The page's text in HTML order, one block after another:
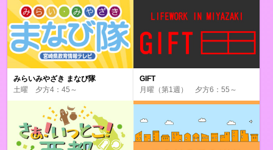
みらいみやざき まなび隊
土曜 夕方4：45～
GIFT
月曜（第1週） 夕方6：55～